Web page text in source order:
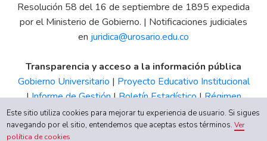
Resolución 58 del 16 de septiembre de 1895 expedida
por el Ministerio de Gobierno. | Notificaciones judiciales
en juridica@urosario.edu.co
Transparencia y acceso a la información pública
Gobierno Universitario | Proyecto Educativo Institucional
|Informe de Gestión|Boletín Estadístico|Régimen
Tributario|Estados Financieros |Código de Ética| Canal
de Integridad UR
Este sitio utiliza cookies para mejorar tu experiencia de usuario. Si sigues
navegando por el sitio, entendemos que aceptas estos términos.Ver
política de cookies